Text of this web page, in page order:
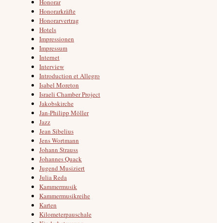
Honorar
Honorarkräfte
Honorarvertrag
Hotels
Impressionen
Impressum
Internet
Interview
Introduction et Allegro
Isabel Moreton
Israeli Chamber Project
Jakobskirche
Jan-Philipp Möller
Jazz
Jean Sibelius
Jens Wortmann
Johann Strauss
Johannes Quack
Jugend Musiziert
Julia Reda
Kammermusik
Kammermusikreihe
Karten
Kilometerpauschale